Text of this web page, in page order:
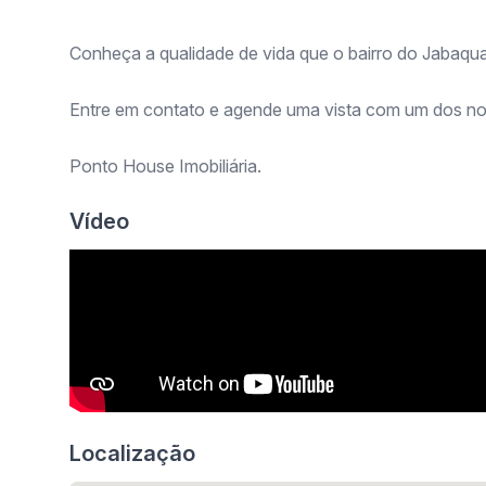
Conheça a qualidade de vida que o bairro do
Entre em contato e agende uma vista com um dos
Ponto House Imobiliária.
Vídeo
Localização